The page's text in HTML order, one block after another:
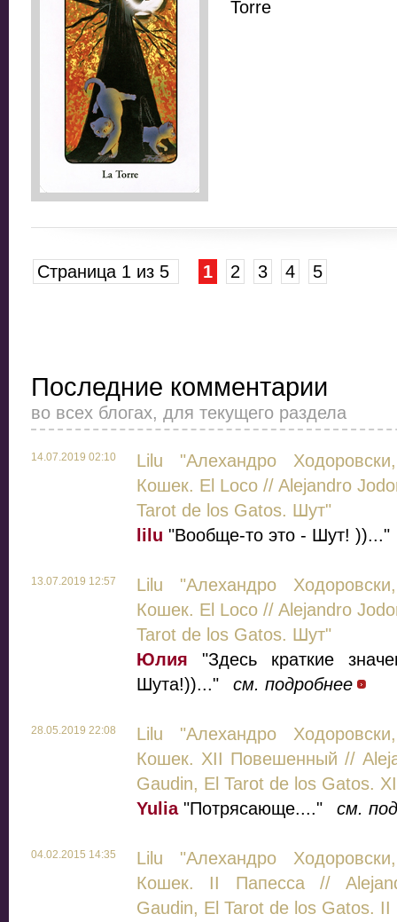
Torre
Страница 1 из 5 1 2 3 4 5
Последние комментарии
во всех блогах, для текущего раздела
14.07.2019 02:10
Lilu "Алехандро
Кошек. El Loco // Alejandro
Tarot de los Gatos. Шут"
lilu "Вообще-то это - Шут! ))..."
13.07.2019 12:57
Lilu "Алехандро
Кошек. El Loco // Alejandro
Tarot de los Gatos. Шут"
Юлия "Здесь краткие
Шута!))..."
см. подробнее
28.05.2019 22:08
Lilu "Алехандро
Кошек. XII Повешенный //
Gaudin, El Tarot de los Gatos.
Yulia"Потрясающе...." см.
04.02.2015 14:35
Lilu "Алехандро
Кошек. II Папесса //
Gaudin, El Tarot de los Gatos. II